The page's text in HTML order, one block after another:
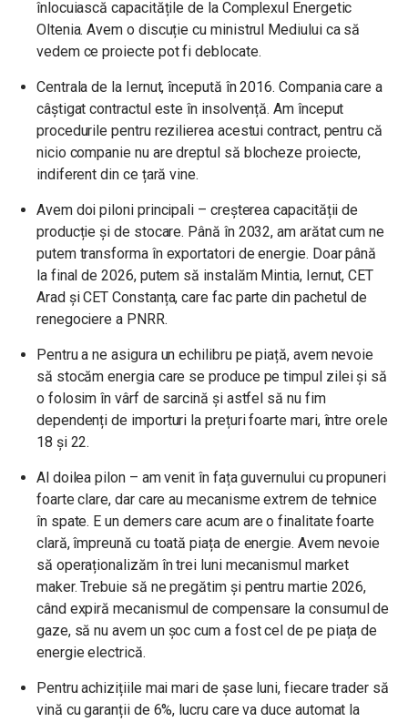
înlocuiască capacitățile de la Complexul Energetic
Oltenia. Avem o discuție cu ministrul Mediului ca să
vedem ce proiecte pot fi deblocate.
Centrala de la Iernut, începută în 2016. Compania care a
câștigat contractul este în insolvență. Am început
procedurile pentru rezilierea acestui contract, pentru că
nicio companie nu are dreptul să blocheze proiecte,
indiferent din ce țară vine.
Avem doi piloni principali – creșterea capacității de
producție și de stocare. Până în 2032, am arătat cum ne
putem transforma în exportatori de energie. Doar până
la final de 2026, putem să instalăm Mintia, Iernut, CET
Arad și CET Constanța, care fac parte din pachetul de
renegociere a PNRR.
Pentru a ne asigura un echilibru pe piață, avem nevoie
să stocăm energia care se produce pe timpul zilei și să
o folosim în vârf de sarcină și astfel să nu fim
dependenți de importuri la prețuri foarte mari, între orele
18 și 22.
Al doilea pilon – am venit în fața guvernului cu propuneri
foarte clare, dar care au mecanisme extrem de tehnice
în spate. E un demers care acum are o finalitate foarte
clară, împreună cu toată piața de energie. Avem nevoie
să operaționalizăm în trei luni mecanismul market
maker. Trebuie să ne pregătim și pentru martie 2026,
când expiră mecanismul de compensare la consumul de
gaze, să nu avem un șoc cum a fost cel de pe piața de
energie electrică.
Pentru achizițiile mai mari de șase luni, fiecare trader să
vină cu garanții de 6%, lucru care va duce automat la